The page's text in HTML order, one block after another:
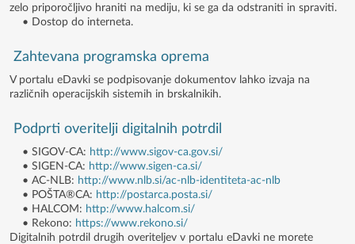
zelo priporočljivo hraniti na mediju, ki se ga da odstraniti in spraviti.
• Dostop do interneta.
Zahtevana programska oprema
V portalu eDavki se podpisovanje dokumentov lahko izvaja na
različnih operacijskih sistemih in brskalnikih.
Podprti overitelji digitalnih potrdil
• SIGOV-CA: http://www.sigov-ca.gov.si/
• SIGEN-CA: http://www.sigen-ca.si/
• AC-NLB: http://www.nlb.si/ac-nlb-identiteta-ac-nlb
• POŠTA®CA: http://postarca.posta.si/
• HALCOM: http://www.halcom.si/
• Rekono: https://www.rekono.si/
Digitalnih potrdil drugih overiteljev v portalu eDavki ne morete